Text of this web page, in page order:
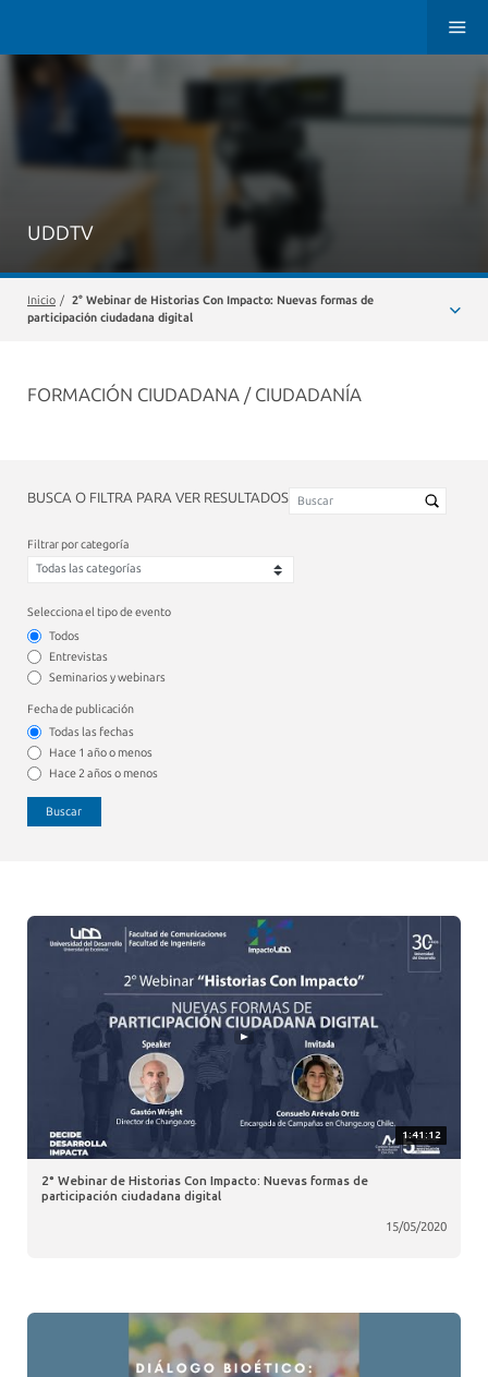
UDDTV
Inicio / 2° Webinar de Historias Con Impacto: Nuevas formas de
participación ciudadana digital
FORMACIÓN CIUDADANA / CIUDADANÍA
BUSCA O FILTRA PARA VER RESULTADOS
Filtrar por categoría
Selecciona el tipo de evento
Todos
Entrevistas
Seminarios y webinars
Fecha de publicación
Todas las fechas
Hace 1 año o menos
Hace 2 años o menos
Buscar
1:41:12
2° Webinar de Historias Con Impacto: Nuevas formas de
participación ciudadana digital
15/05/2020